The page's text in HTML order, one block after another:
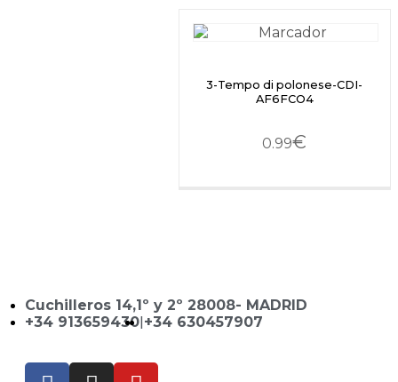
3-Tempo di polonese-CDI-
AF6FCO4
0.99€
Cuchilleros 14,1º y 2º 28008- MADRID
+34 913659430|+34 630457907